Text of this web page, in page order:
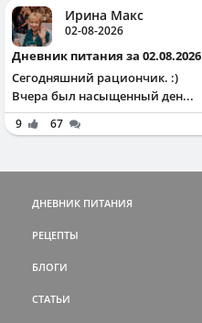
Ирина Макс
02-08-2026
Дневник питания за 02.08.2026
Сегодняшний рациончик. :)
Вчера был насыщенный ден...
9 67
ДНЕВНИК ПИТАНИЯ
РЕЦЕПТЫ
БЛОГИ
СТАТЬИ